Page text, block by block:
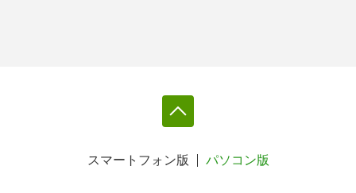
スマートフォン版 パソコン版